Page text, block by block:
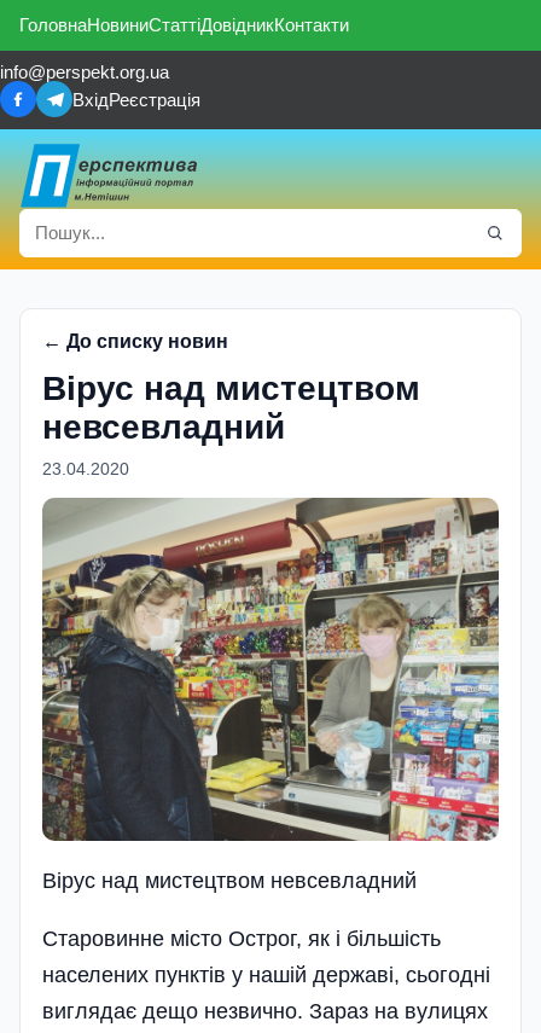
ГоловнаНовиниСтаттіДовідникКонтакти
info@perspekt.org.ua
ВхідРеєстрація
← До списку новин
Вірус над мистецтвом
невсевладний
23.04.2020
Вірус над мистецтвом невсевладний
Старовинне місто Острог, як і більшість
населених пунктів у нашій державі, сьогодні
виглядає дещо незвично. Зараз на вулицях